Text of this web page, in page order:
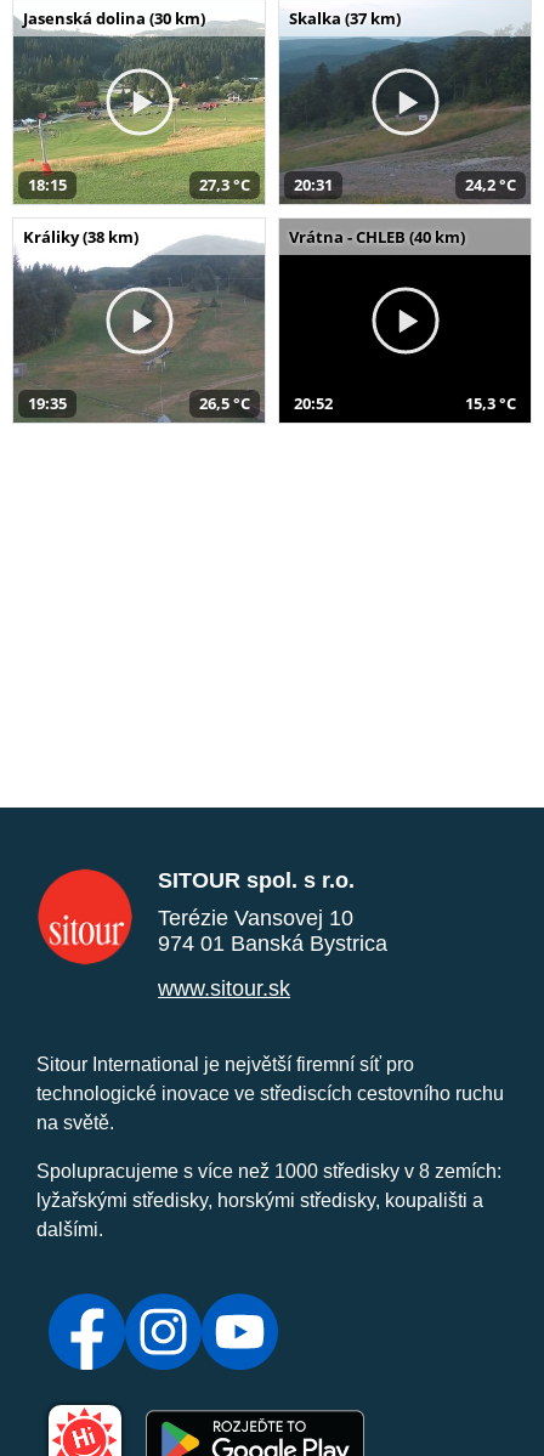
Jasenská dolina (30 km)
18:15 27,3 °C
Skalka (37 km)
20:31 24,2 °C
Králiky (38 km)
19:35 26,5 °C
Vrátna - CHLEB (40 km)
20:52 15,3 °C
SITOUR spol. s r.o.
Terézie Vansovej 10
974 01 Banská Bystrica
www.sitour.sk
Sitour International je největší firemní síť pro
technologické inovace ve střediscích cestovního ruchu
na světě.
Spolupracujeme s více než 1000 středisky v 8 zemích:
lyžařskými středisky, horskými středisky, koupališti a
dalšími.